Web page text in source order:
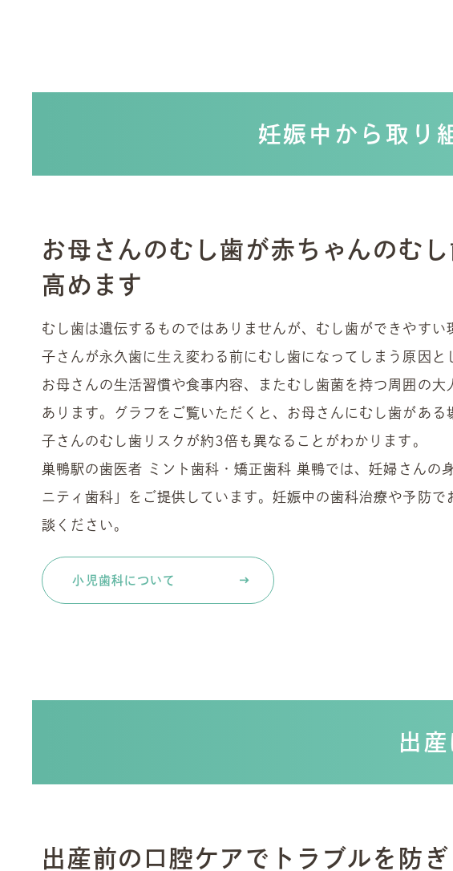
妊娠中から取り
お母さんのむし歯が赤ちゃんのむ
高めます
むし歯は遺伝するものではありませんが、むし歯ができやすい
子さんが永久歯に生え変わる前にむし歯になってしまう原因と
お母さんの生活習慣や食事内容、またむし歯菌を持つ周囲の大
あります。グラフをご覧いただくと、お母さんにむし歯がある
子さんのむし歯リスクが約3倍も異なることがわかります。
巣鴨駅の歯医者 ミント歯科・矯正歯科 巣鴨では、妊婦さんの
ニティ歯科」をご提供しています。妊娠中の歯科治療や予防で
談ください。
小児歯科について
出
出産前の口腔ケアでトラブルを防ぎ